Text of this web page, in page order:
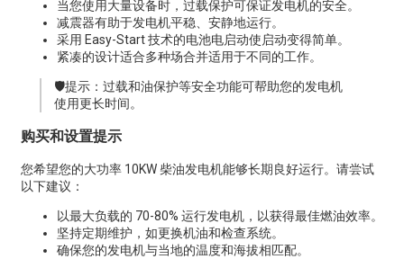
当您使用大量设备时，过载保护可保证发电机的安全。
减震器有助于发电机平稳、安静地运行。
采用 Easy-Start 技术的电池电启动使启动变得简单。
紧凑的设计适合多种场合并适用于不同的工作。
🛡️提示：过载和油保护等安全功能可帮助您的发电机
使用更长时间。
购买和设置提示
您希望您的大功率 10KW 柴油发电机能够长期良好运行。请尝试
以下建议：
以最大负载的 70-80% 运行发电机，以获得最佳燃油效率。
坚持定期维护，如更换机油和检查系统。
确保您的发电机与当地的温度和海拔相匹配。